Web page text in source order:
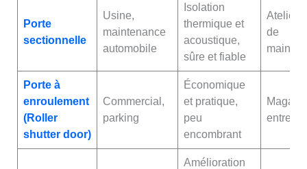
Porte
sectionnelle
Usine,
maintenance
automobile
Isolation
thermique et
acoustique,
sûre et fiable
Atelier,
de
Porte à
enroulement
(Roller
shutter door)
Commercial,
parking
Économique
et pratique,
peu
encombrant
Amélioration